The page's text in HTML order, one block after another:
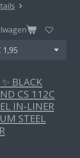
BLACK
CS 112C
IN-LINER
STEEL